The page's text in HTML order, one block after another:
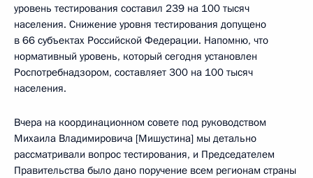
уровень тестирования составил 239 на 100 тысяч
населения. Снижение уровня тестирования допущено
в 66 субъектах Российской Федерации. Напомню, что
нормативный уровень, который сегодня установлен
Роспотребнадзором, составляет 300 на 100 тысяч
населения.
Вчера на координационном совете под руководством
Михаила Владимировича [Мишустина] мы детально
рассматривали вопрос тестирования, и Председателем
Правительства было дано поручение всем регионам страны